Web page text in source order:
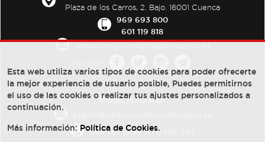
Plaza de los Carros, 2. Bajo. 16001 Cuenca
969 693 800
601 119 818
PUBLICIDAD:
684 126 573/670 726 392
Esta web utiliza varios tipos de cookies para poder ofrecerte
la mejor experiencia de usuario posible, Puedes permitirnos
el uso de las cookies o realizar tus ajustes personalizados a
continuación.
Más información: Política de Cookies.